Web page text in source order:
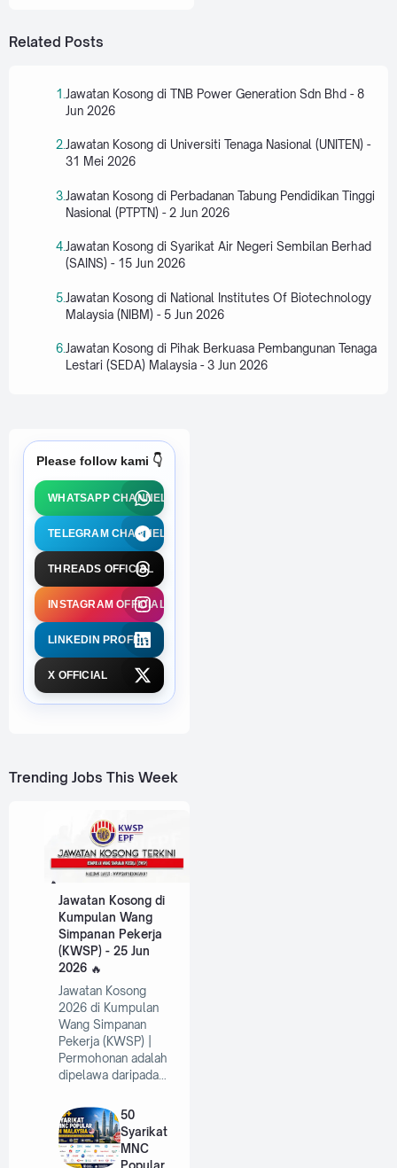
Related Posts
Jawatan Kosong di TNB Power Generation Sdn Bhd - 8
Jun 2026
Jawatan Kosong di Universiti Tenaga Nasional (UNITEN) -
31 Mei 2026
Jawatan Kosong di Perbadanan Tabung Pendidikan Tinggi
Nasional (PTPTN) - 2 Jun 2026
Jawatan Kosong di Syarikat Air Negeri Sembilan Berhad
(SAINS) - 15 Jun 2026
Jawatan Kosong di National Institutes Of Biotechnology
Malaysia (NIBM) - 5 Jun 2026
Jawatan Kosong di Pihak Berkuasa Pembangunan Tenaga
Lestari (SEDA) Malaysia - 3 Jun 2026
Please follow kami 👇
WHATSAPP CHANNEL
TELEGRAM CHANNEL
THREADS OFFICIAL
INSTAGRAM OFFICIAL
LINKEDIN PROFILE
X OFFICIAL
Trending Jobs This Week
Jawatan Kosong di
Kumpulan Wang
Simpanan Pekerja
(KWSP) - 25 Jun
2026
Jawatan Kosong
2026 di Kumpulan
Wang Simpanan
Pekerja (KWSP) |
Permohonan adalah
dipelawa daripada…
50
Syarikat
MNC